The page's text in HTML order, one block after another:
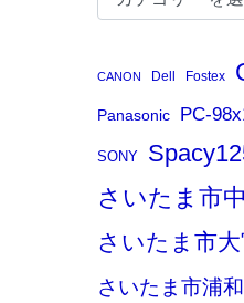
CANON Dell Fostex
Panasonic PC-
SONY
さいたま市
さいたま市
さいたま市浦